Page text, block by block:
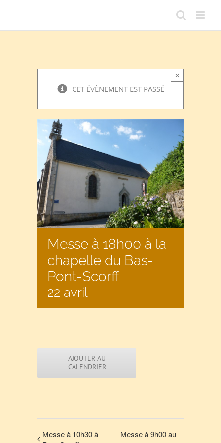
CET ÉVÈNEMENT EST PASSÉ
×
Messe à 18h00 à la
chapelle du Bas-
Pont-Scorff
22 avril
AJOUTER AU
CALENDRIER
Messe à 10h30 à
Messe à 9h00 au